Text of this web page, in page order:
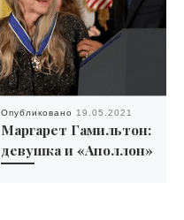
Опубликовано 19.05.2021
Маргарет Гамильтон:
девушка и «Аполлон»